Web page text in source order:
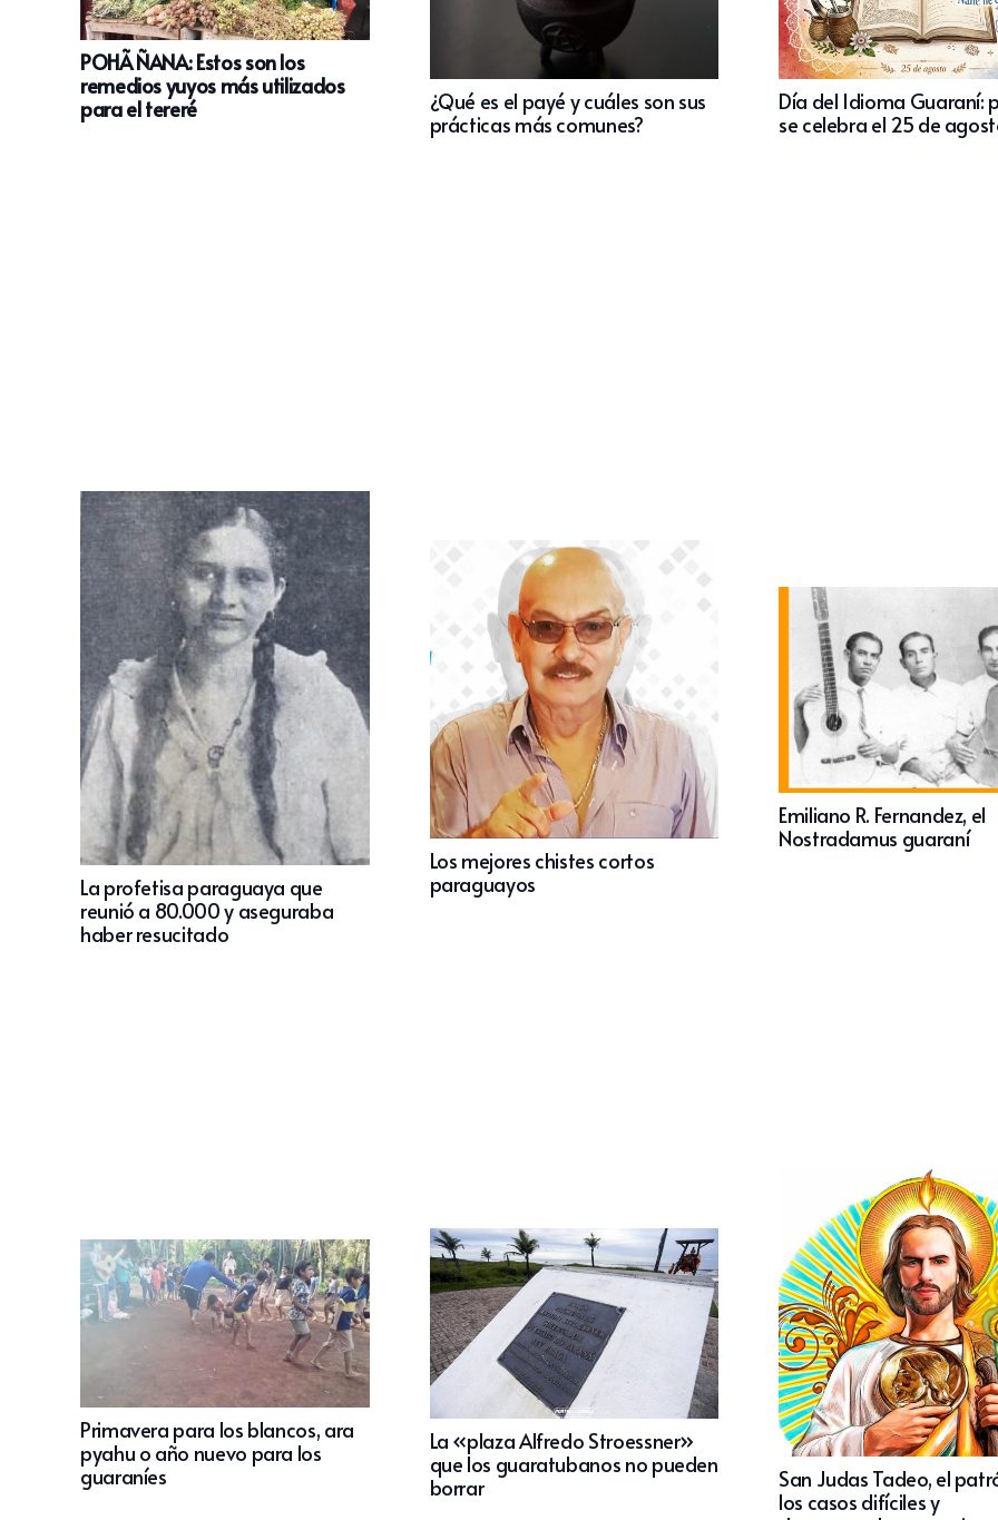
POHÃ ÑANA: Estos son los
remedios yuyos más utilizados
para el tereré
¿Qué es el payé y cuáles son sus
prácticas más comunes?
Día del Idioma Guaraní:
se celebra el 25 de
La profetisa paraguaya que
reunió a 80.000 y aseguraba
haber resucitado
Los mejores chistes cortos
paraguayos
Emiliano R. Fernandez, el
Nostradamus guaraní
Primavera para los blancos, ara
pyahu o año nuevo para los
guaraníes
La «plaza Alfredo Stroessner»
que los guaratubanos no pueden
borrar
San Judas Tadeo, el
los casos difíciles y